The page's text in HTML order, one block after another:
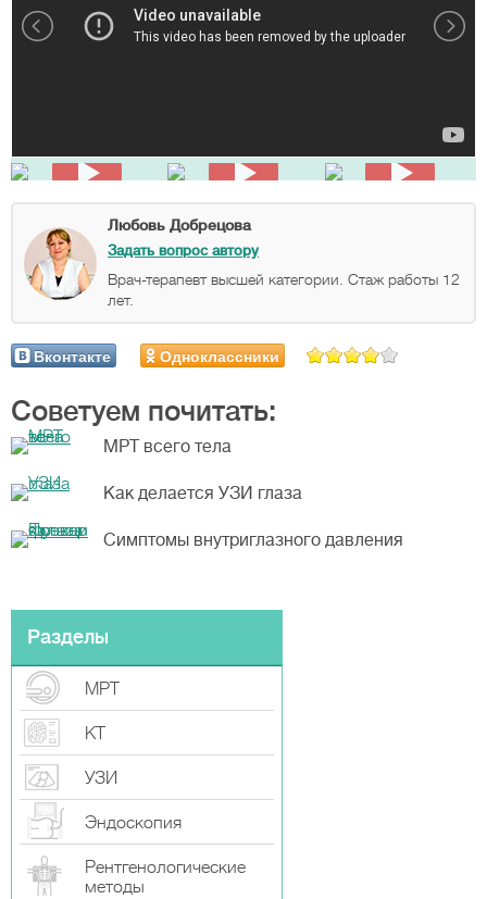
Любовь Добрецова
Задать вопрос автору
Врач-терапевт высшей категории. Стаж работы 12
лет.
Вконтакте Одноклассники
Советуем почитать:
МРТ всего тела
Как делается УЗИ глаза
Симптомы внутриглазного давления
Разделы
МРТ
КТ
УЗИ
Эндоскопия
Рентгенологические
методы